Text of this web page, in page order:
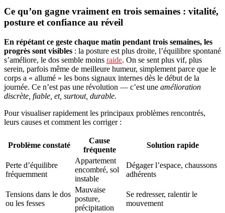
Ce qu’on gagne vraiment en trois semaines : vitalité,
posture et confiance au réveil
En répétant ce geste chaque matin pendant trois semaines, les
progrès sont visibles : la posture est plus droite, l’équilibre spontané
s’améliore, le dos semble moins raide. On se sent plus vif, plus
serein, parfois même de meilleure humeur, simplement parce que le
corps a « allumé » les bons signaux internes dès le début de la
journée. Ce n’est pas une révolution — c’est une amélioration
discrète, fiable, et, surtout, durable.
Pour visualiser rapidement les principaux problèmes rencontrés,
leurs causes et comment les corriger :
Problème constaté
Cause
fréquente
Solution rapide
Perte d’équilibre
fréquemment
Appartement
encombré, sol
instable
Dégager l’espace, chaussons
adhérents
Tensions dans le dos
ou les fesses
Mauvaise
posture,
précipitation
Se redresser, ralentir le
mouvement